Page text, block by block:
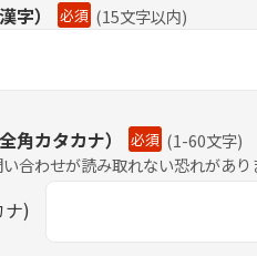
字）
必須 (15文字以内)
角カタカナ） 必須 (1-60文字)
合わせが読み取れない恐れがあり
)